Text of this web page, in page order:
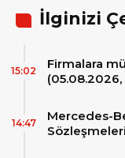
İlginizi
Firmalara
(05.08.2026,
15:02
Mercedes-
14:47